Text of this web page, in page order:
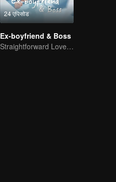
24 एपिसोड
Ex-boyfriend & Boss
Straightforward Love: First Love, Don't Run Away